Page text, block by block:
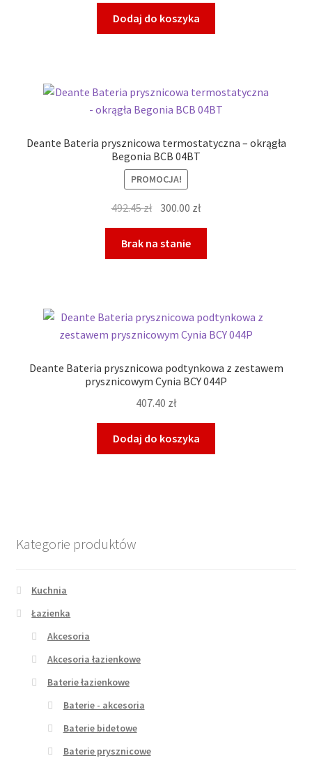
Dodaj do koszyka
Deante Bateria prysznicowa termostatyczna – okrągła
Begonia BCB 04BT
PROMOCJA!
492.45zł Pierwotna
cena
wynosiła:
492.45 zł.
300.00 złAktualna
cena
300.00 zł.
Brak na stanie
Deante Bateria prysznicowa podtynkowa z zestawem
prysznicowym Cynia BCY 044P
407.40 zł
Dodaj do koszyka
Kategorie produktów
Kuchnia
Łazienka
Akcesoria
Akcesoria łazienkowe
Baterie łazienkowe
Baterie - akcesoria
Baterie bidetowe
Baterie prysznicowe